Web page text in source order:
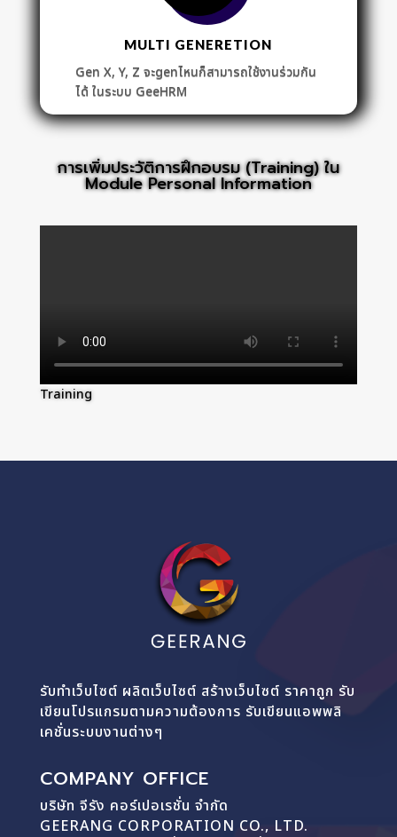
MULTI GENERETION
Gen X, Y, Z จะgenไหนก็สามารถใช้งานร่วมกัน
ได้ ในระบบ GeeHRM
การเพิ่มประวัติการฝึกอบรม (Training) ใน
Module Personal Information
Training
รับทำเว็บไซต์ ผลิตเว็บไซต์ สร้างเว็บไซต์ ราคาถูก รับ
เขียนโปรแกรมตามความต้องการ รับเขียนแอพพลิ
เคชั่นระบบงานต่างๆ
COMPANY OFFICE
บริษัท จีรัง คอร์เปอเรชั่น จำกัด
GEERANG CORPORATION CO., LTD.